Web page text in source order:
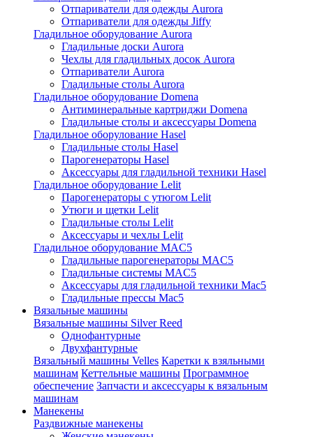
Отпариватели для одежды Aurora
Отпариватели для одежды Jiffy
Гладильное оборудование Aurora
Гладильные доски Aurora
Чехлы для гладильных досок Aurora
Отпариватели Aurora
Гладильные столы Aurora
Гладильное оборудование Domena
Антиминеральные картриджи Domena
Гладильные столы и аксессуары Domena
Гладильное оборулование Hasel
Гладильные столы Hasel
Парогенераторы Hasel
Аксессуары для гладильной техники Hasel
Гладильное оборудование Lelit
Парогенераторы с утюгом Lelit
Утюги и щетки Lelit
Гладильные столы Lelit
Аксессуары и чехлы Lelit
Гладильное оборудование MAC5
Гладильные парогенераторы MAC5
Гладильные системы MAC5
Аксессуары для гладильной техники Mac5
Гладильные прессы Mac5
Вязальные машины
Вязальные машины Silver Reed
Однофантурные
Двухфантурные
Вязальный машины Velles Каретки к взяльными
машинам Кеттельные машины Программное
обеспечение Запчасти и аксессуары к вязальным
машинам
Манекены
Раздвижные манекены